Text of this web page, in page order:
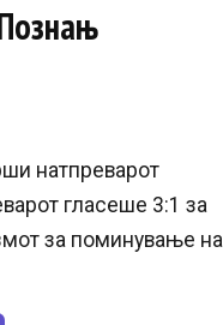
натпреварот
гласеше 3:1 за
за поминување на